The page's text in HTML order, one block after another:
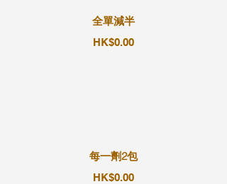
全單減半
HK$0.00
每一劑2包
HK$0.00